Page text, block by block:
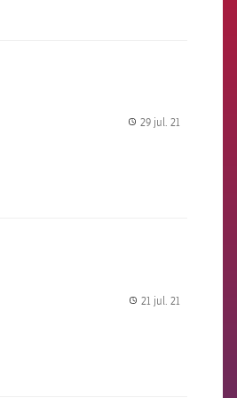
29 jul. 21
21 jul. 21